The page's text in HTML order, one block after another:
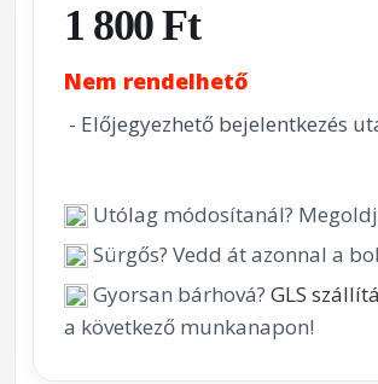
1 800 Ft
Nem rendelhető
- Előjegyezhető bejelentkezés
Utólag módosítanál?
Sürgős? Vedd át azonnal a
Gyorsan bárhová? GLS
a következő munkanapon!